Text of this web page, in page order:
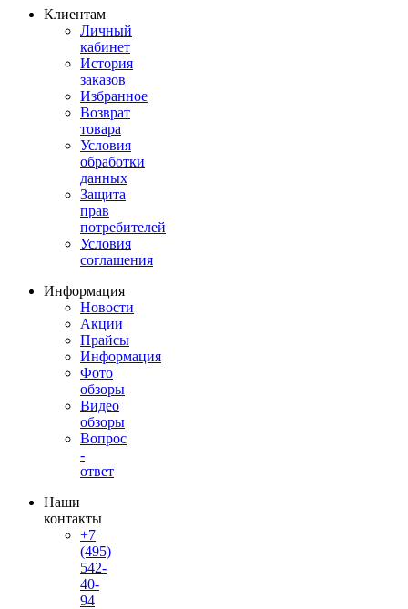
Клиентам
Личный
кабинет
История
заказов
Избранное
Возврат
товара
Условия
обработки
данных
Защита
прав
потребителей
Условия
соглашения
Информация
Новости
Акции
Прайсы
Информация
Фото
обзоры
Видео
обзоры
Вопрос
-
ответ
Наши
контакты
+7
(495)
542-
40-
94